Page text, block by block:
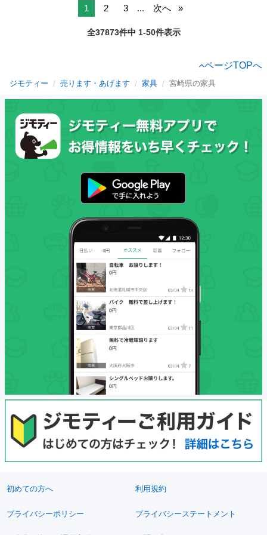
1 2 3 ... 次へ
全37873件中 1-50件表示
ページTOPへ
ジモティー 売ります・あげます 家具 宮崎県の家具
初めての方へ 利用規約
プライバシーポリシー プライバシーステートメント